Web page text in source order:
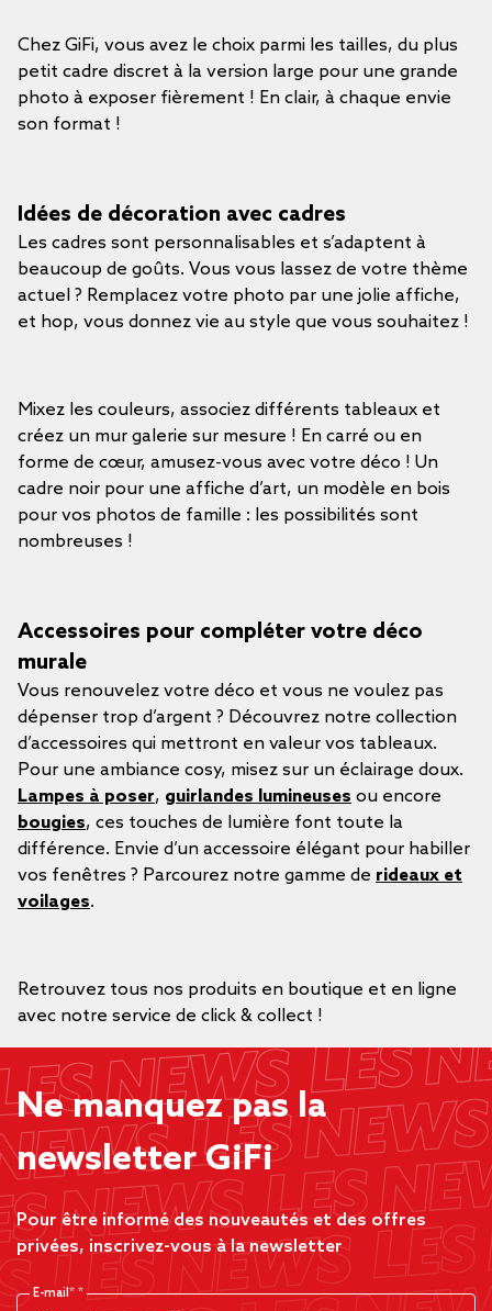
Chez GiFi, vous avez le choix parmi les tailles, du plus
petit cadre discret à la version large pour une grande
photo à exposer fièrement ! En clair, à chaque envie
son format !
Idées de décoration avec cadres
Les cadres sont personnalisables et s’adaptent à
beaucoup de goûts. Vous vous lassez de votre thème
actuel ? Remplacez votre photo par une jolie affiche,
et hop, vous donnez vie au style que vous souhaitez !
Mixez les couleurs, associez différents tableaux et
créez un mur galerie sur mesure ! En carré ou en
forme de cœur, amusez-vous avec votre déco ! Un
cadre noir pour une affiche d’art, un modèle en bois
pour vos photos de famille : les possibilités sont
nombreuses !
Accessoires pour compléter votre déco
murale
Vous renouvelez votre déco et vous ne voulez pas
dépenser trop d’argent ? Découvrez notre collection
d’accessoires qui mettront en valeur vos tableaux.
Pour une ambiance cosy, misez sur un éclairage doux.
Lampes à poser, guirlandes lumineuses ou encore
bougies, ces touches de lumière font toute la
différence. Envie d’un accessoire élégant pour habiller
vos fenêtres ? Parcourez notre gamme de rideaux et
voilages.
Retrouvez tous nos produits en boutique et en ligne
avec notre service de click & collect !
Ne manquez pas la
newsletter GiFi
Pour être informé des nouveautés et des offres
privées, inscrivez-vous à la newsletter
E-mail*